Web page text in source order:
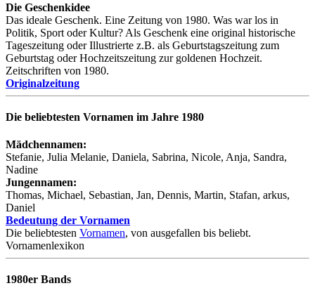
Die Geschenkidee
Das ideale Geschenk. Eine Zeitung von 1980. Was war los in
Politik, Sport oder Kultur? Als Geschenk eine original historische
Tageszeitung oder Illustrierte z.B. als Geburtstagszeitung zum
Geburtstag oder Hochzeitszeitung zur goldenen Hochzeit.
Zeitschriften von 1980.
Originalzeitung
Die beliebtesten Vornamen im Jahre 1980
Mädchennamen:
Stefanie, Julia Melanie, Daniela, Sabrina, Nicole, Anja, Sandra,
Nadine
Jungennamen:
Thomas, Michael, Sebastian, Jan, Dennis, Martin, Stafan, arkus,
Daniel
Bedeutung der Vornamen
Die beliebtesten Vornamen, von ausgefallen bis beliebt.
Vornamenlexikon
1980er Bands